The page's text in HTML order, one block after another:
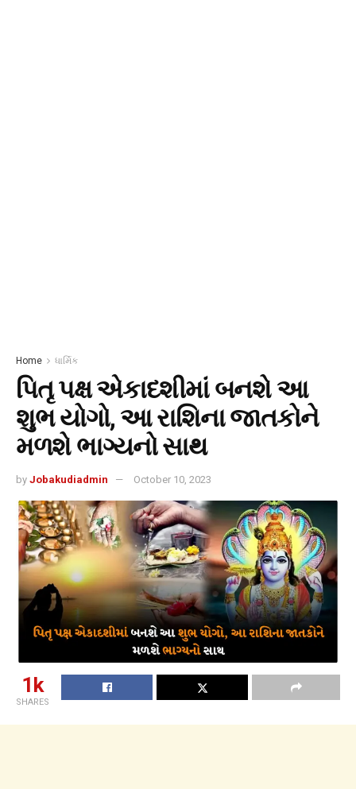
Home ધાર્મિક
પિતૃ પક્ષ એકાદશીમાં બનશે આ
શુભ યોગો, આ રાશિના જાતકોને
મળશે ભાગ્યનો સાથ
by Jobakudiadmin October 10, 2023
1k
SHARES